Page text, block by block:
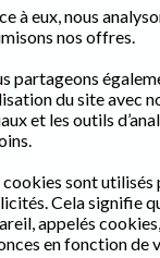
à eux, nous
nos offres.
partageons
du site avec
et les outils
cookies sont utilisés
Cela signifie
appelés
en fonction de
de